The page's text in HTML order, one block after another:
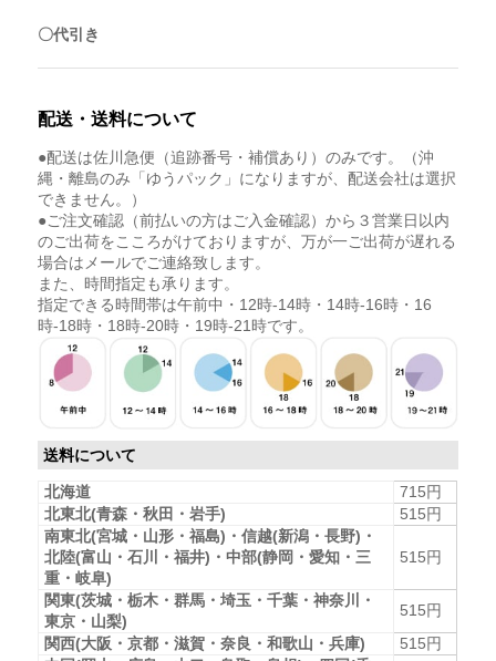
〇代引き
配送・送料について
●配送は佐川急便（追跡番号・補償あり）のみです。（沖
縄・離島のみ「ゆうパック」になりますが、配送会社は選択
できません。）
●ご注文確認（前払いの方はご入金確認）から３営業日以内
のご出荷をこころがけておりますが、万が一ご出荷が遅れる
場合はメールでご連絡致します。
また、時間指定も承ります。
指定できる時間帯は午前中・12時-14時・14時-16時・16
時-18時・18時-20時・19時-21時です。
送料について
北海道
715円
北東北(青森・秋田・岩手)
515円
南東北(宮城・山形・福島)・信越(新潟・長野)・
北陸(富山・石川・福井)・中部(静岡・愛知・三
重・岐阜)
515円
関東(茨城・栃木・群馬・埼玉・千葉・神奈川・
東京・山梨)
515円
関西(大阪・京都・滋賀・奈良・和歌山・兵庫)
515円